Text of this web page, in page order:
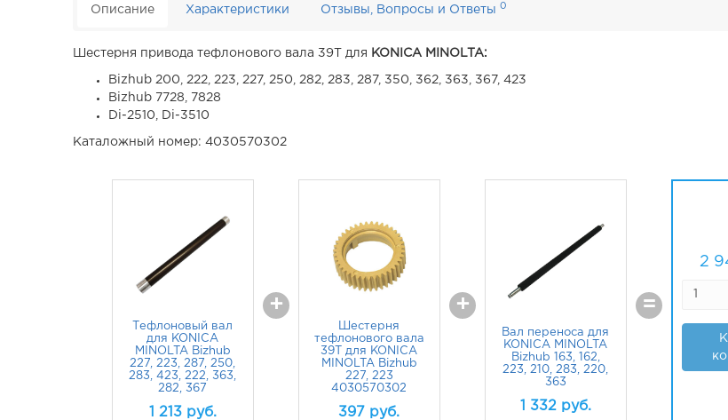
Описание Характеристики Отзывы, Вопросы и Ответы0
Шестерня привода тефлонового вала 39T для KONICA MINOLTA:
Bizhub 200, 222, 223, 227, 250, 282, 283, 287, 350, 362, 363, 367, 423
Bizhub 7728, 7828
Di-2510, Di-3510
Каталожный номер: 4030570302
Тефлоновый вал
для KONICA
MINOLTA Bizhub
227, 223, 287, 250,
283, 423, 222, 363,
282, 367
1 213руб.
+
Шестерня
тефлонового вала
39T для KONICA
MINOLTA Bizhub
227, 223
4030570302
397 руб.
+
Вал переноса для
KONICA MINOLTA
Bizhub 163, 162,
223, 210, 283, 220,
363
1 332руб.
=
2